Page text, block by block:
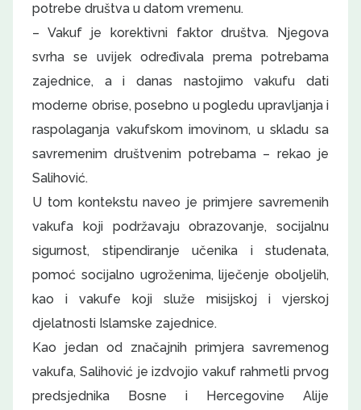
potrebe društva u datom vremenu.
– Vakuf je korektivni faktor društva. Njegova
svrha se uvijek određivala prema potrebama
zajednice, a i danas nastojimo vakufu dati
moderne obrise, posebno u pogledu upravljanja i
raspolaganja vakufskom imovinom, u skladu sa
savremenim društvenim potrebama – rekao je
Salihović.
U tom kontekstu naveo je primjere savremenih
vakufa koji podržavaju obrazovanje, socijalnu
sigurnost, stipendiranje učenika i studenata,
pomoć socijalno ugroženima, liječenje oboljelih,
kao i vakufe koji služe misijskoj i vjerskoj
djelatnosti Islamske zajednice.
Kao jedan od značajnih primjera savremenog
vakufa, Salihović je izdvojio vakuf rahmetli prvog
predsjednika Bosne i Hercegovine Alije